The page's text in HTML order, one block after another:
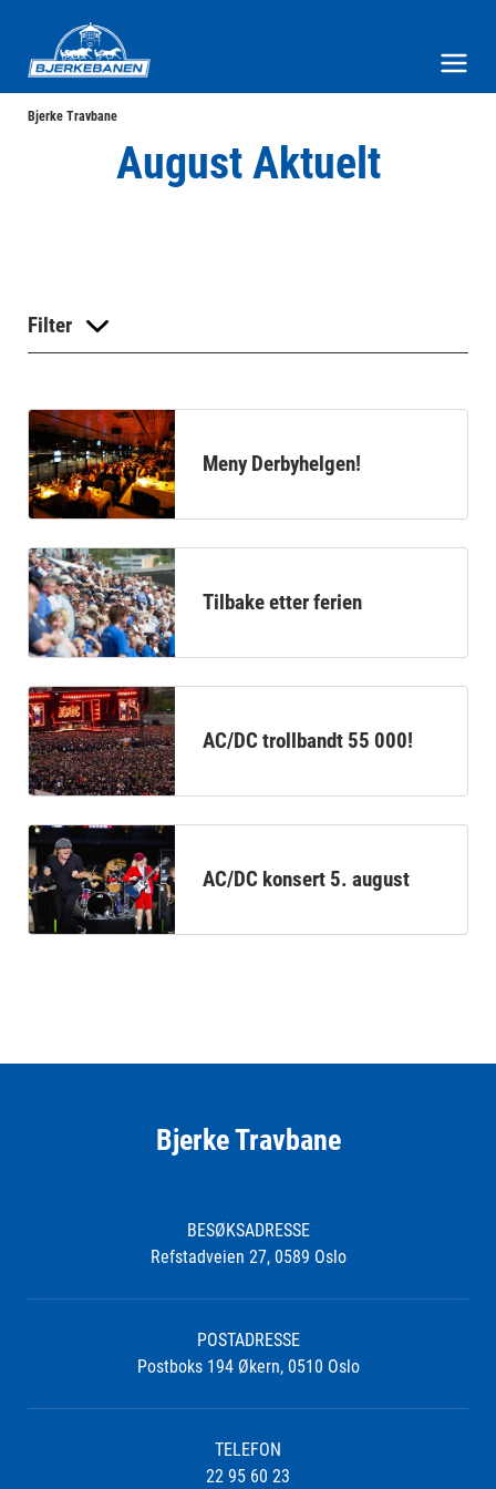
Bjerke Travbane
August Aktuelt
Filter
Meny Derbyhelgen!
Tilbake etter ferien
AC/DC trollbandt 55 000!
AC/DC konsert 5. august
Bjerke Travbane
BESØKSADRESSE
Refstadveien 27, 0589 Oslo
POSTADRESSE
Postboks 194 Økern, 0510 Oslo
TELEFON
22 95 60 23